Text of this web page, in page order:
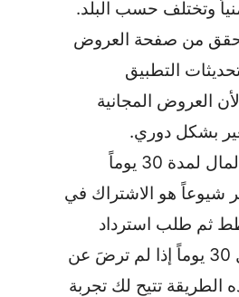
وتختلف حسب البلد.
من صفحة العروض
التطبيق
العروض المجانية
بشكل دوري.
30 يوماً
شيوعاً هو الاشتراك في
ثم طلب استرداد
المال خلال 30 يوماً إذا لم ترضَ عن
الطريقة تتيح لك تجربة